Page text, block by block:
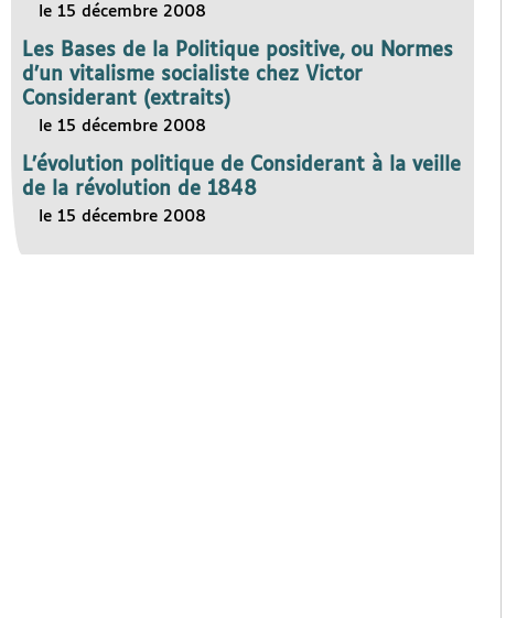
le 15 décembre 2008
Les Bases de la Politique positive, ou Normes
d’un vitalisme socialiste chez Victor
Considerant (extraits)
le 15 décembre 2008
L’évolution politique de Considerant à la veille
de la révolution de 1848
le 15 décembre 2008